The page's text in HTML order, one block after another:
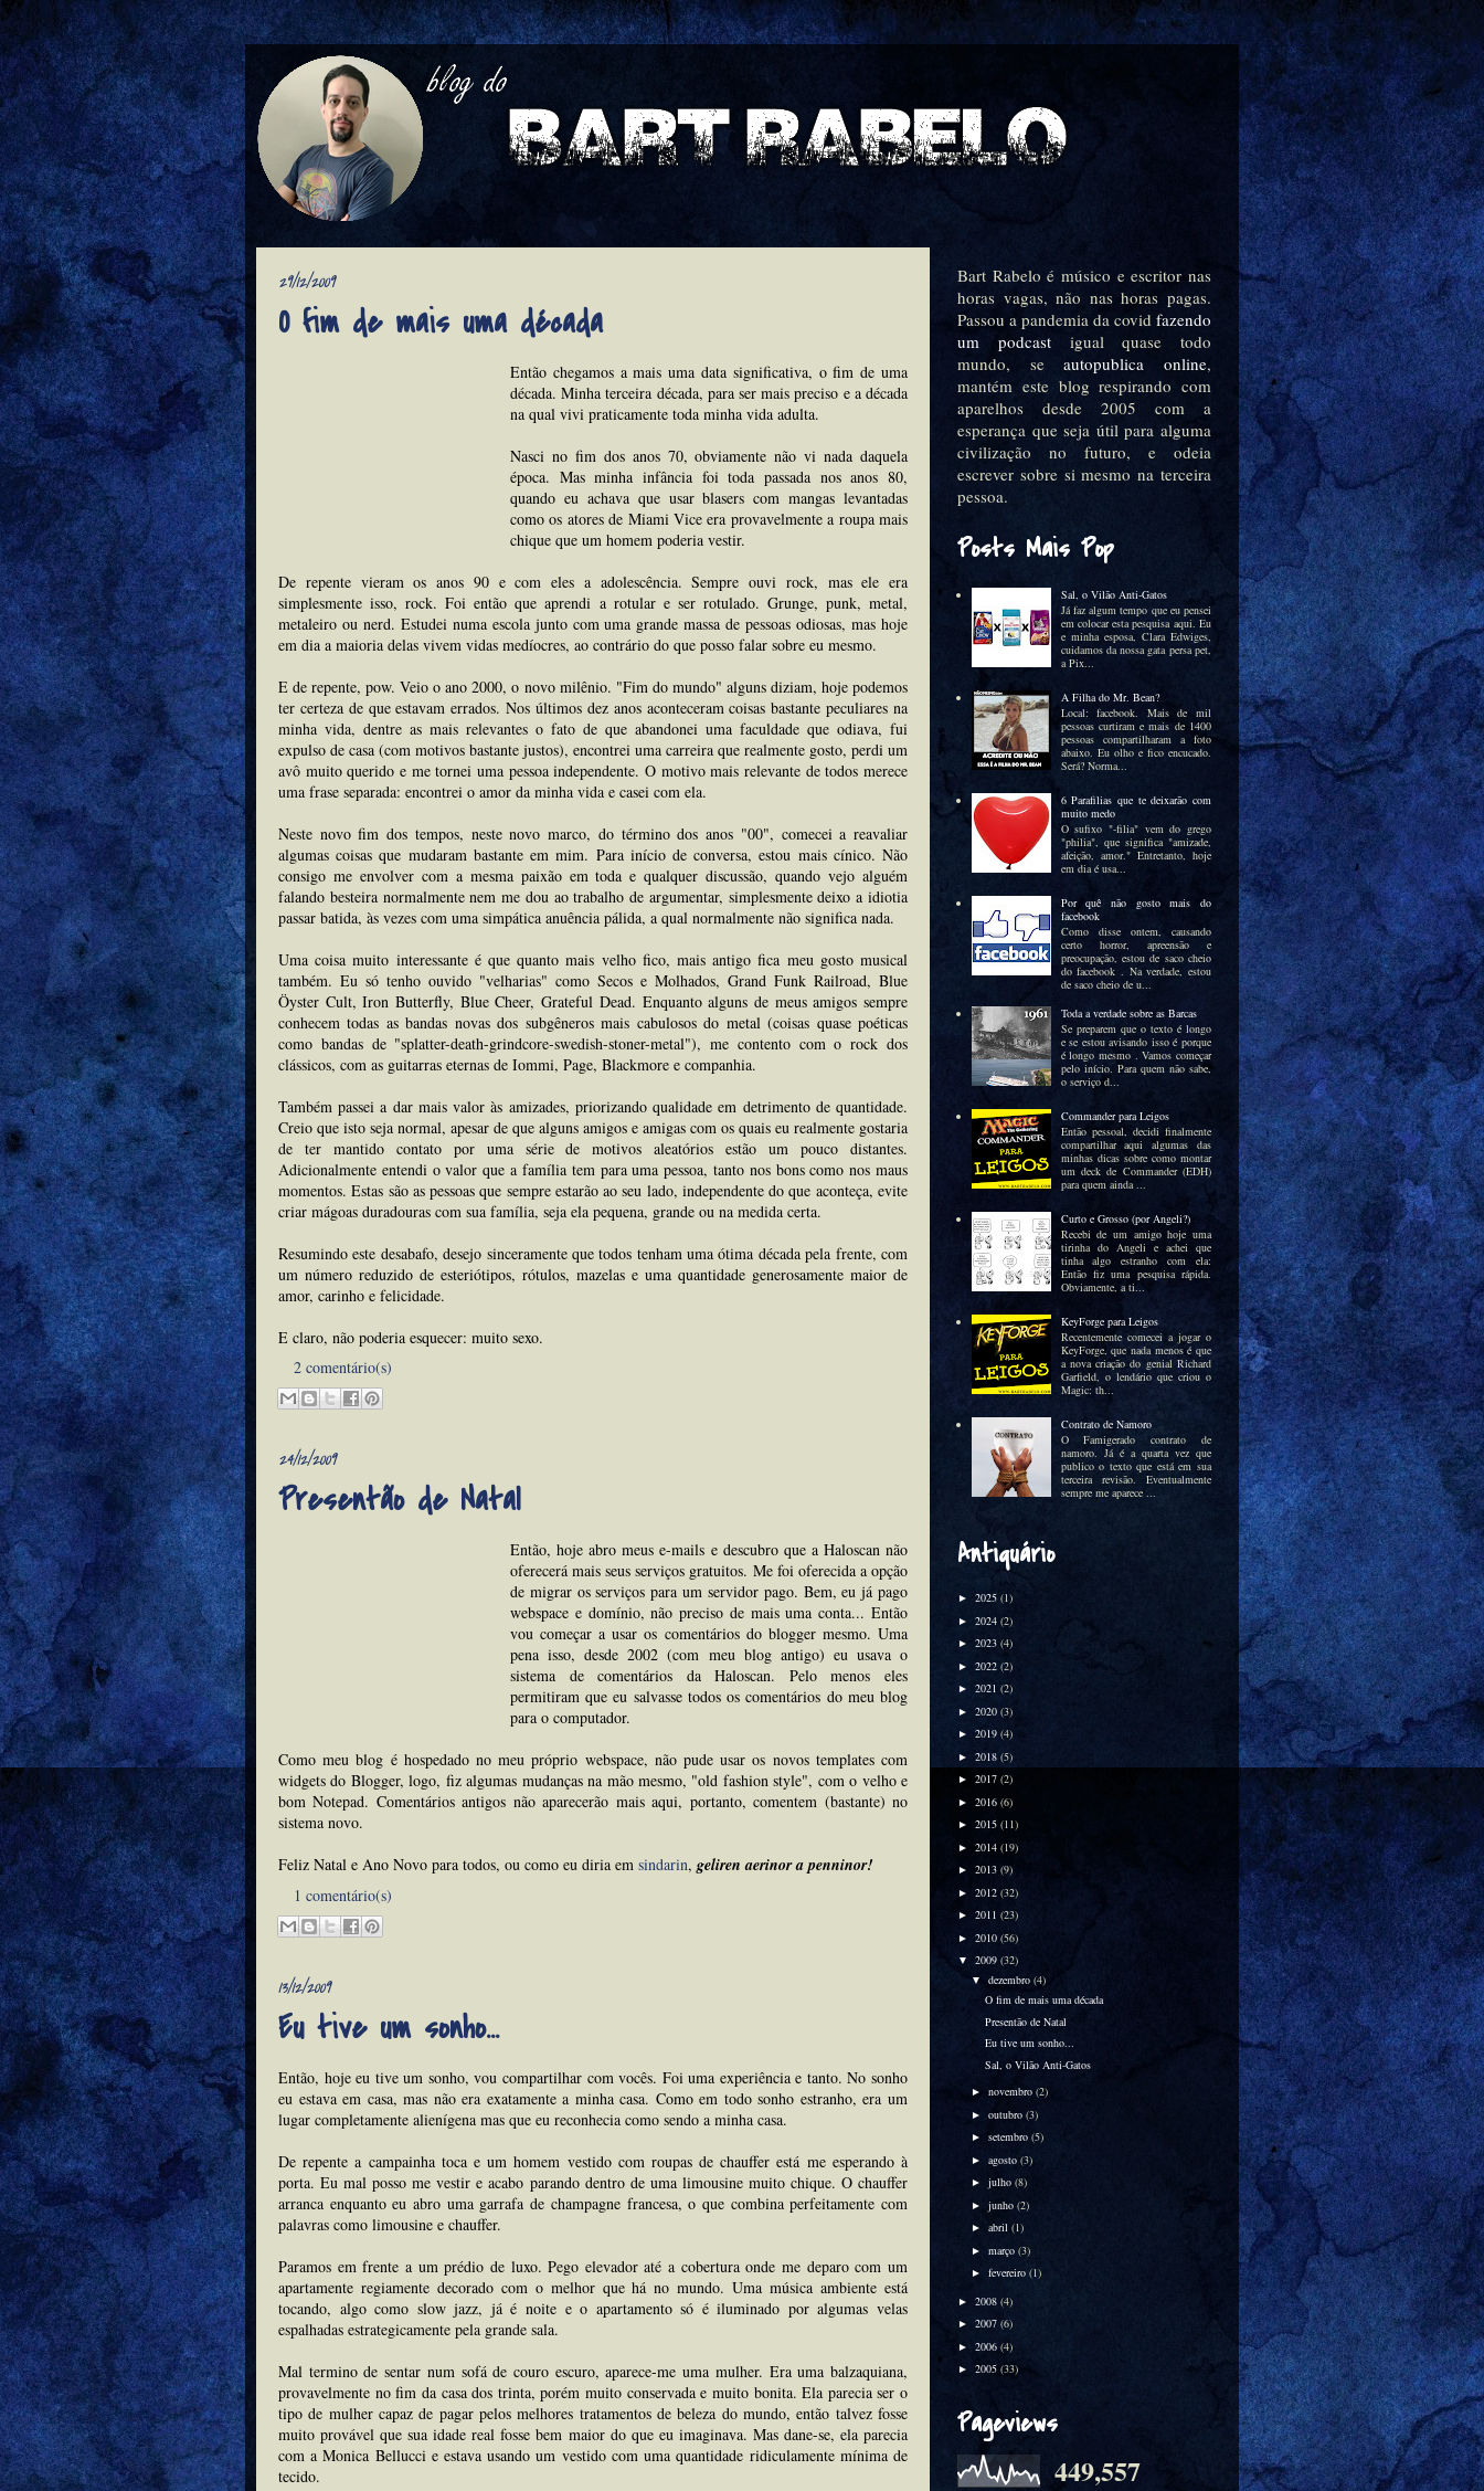
29/12/2009
O fim de mais uma década
Então chegamos a mais uma data significativa, o fim de uma
década. Minha terceira década, para ser mais preciso e a década
na qual vivi praticamente toda minha vida adulta.
Nasci no fim dos anos 70, obviamente não vi nada daquela
época. Mas minha infância foi toda passada nos anos 80,
quando eu achava que usar blasers com mangas levantadas
como os atores de Miami Vice era provavelmente a roupa mais
chique que um homem poderia vestir.
De repente vieram os anos 90 e com eles a adolescência. Sempre ouvi rock, mas ele era
simplesmente isso, rock. Foi então que aprendi a rotular e ser rotulado. Grunge, punk, metal,
metaleiro ou nerd. Estudei numa escola junto com uma grande massa de pessoas odiosas, mas hoje
em dia a maioria delas vivem vidas medíocres, ao contrário do que posso falar sobre eu mesmo.
E de repente, pow. Veio o ano 2000, o novo milênio. "Fim do mundo" alguns diziam, hoje podemos
ter certeza de que estavam errados. Nos últimos dez anos aconteceram coisas bastante peculiares na
minha vida, dentre as mais relevantes o fato de que abandonei uma faculdade que odiava, fui
expulso de casa (com motivos bastante justos), encontrei uma carreira que realmente gosto, perdi um
avô muito querido e me tornei uma pessoa independente. O motivo mais relevante de todos merece
uma frase separada: encontrei o amor da minha vida e casei com ela.
Neste novo fim dos tempos, neste novo marco, do término dos anos "00", comecei a reavaliar
algumas coisas que mudaram bastante em mim. Para início de conversa, estou mais cínico. Não
consigo me envolver com a mesma paixão em toda e qualquer discussão, quando vejo alguém
falando besteira normalmente nem me dou ao trabalho de argumentar, simplesmente deixo a idiotia
passar batida, às vezes com uma simpática anuência pálida, a qual normalmente não significa nada.
Uma coisa muito interessante é que quanto mais velho fico, mais antigo fica meu gosto musical
também. Eu só tenho ouvido "velharias" como Secos e Molhados, Grand Funk Railroad, Blue
Öyster Cult, Iron Butterfly, Blue Cheer, Grateful Dead. Enquanto alguns de meus amigos sempre
conhecem todas as bandas novas dos subgêneros mais cabulosos do metal (coisas quase poéticas
como bandas de "splatter-death-grindcore-swedish-stoner-metal"), me contento com o rock dos
clássicos, com as guitarras eternas de Iommi, Page, Blackmore e companhia.
Também passei a dar mais valor às amizades, priorizando qualidade em detrimento de quantidade.
Creio que isto seja normal, apesar de que alguns amigos e amigas com os quais eu realmente gostaria
de ter mantido contato por uma série de motivos aleatórios estão um pouco distantes.
Adicionalmente entendi o valor que a família tem para uma pessoa, tanto nos bons como nos maus
momentos. Estas são as pessoas que sempre estarão ao seu lado, independente do que aconteça, evite
criar mágoas duradouras com sua família, seja ela pequena, grande ou na medida certa.
Resumindo este desabafo, desejo sinceramente que todos tenham uma ótima década pela frente, com
um número reduzido de esteriótipos, rótulos, mazelas e uma quantidade generosamente maior de
amor, carinho e felicidade.
E claro, não poderia esquecer: muito sexo.
2 comentário(s)
24/12/2009
Presentão de Natal
Então, hoje abro meus e-mails e descubro que a Haloscan não
oferecerá mais seus serviços gratuitos. Me foi oferecida a opção
de migrar os serviços para um servidor pago. Bem, eu já pago
webspace e domínio, não preciso de mais uma conta... Então
vou começar a usar os comentários do blogger mesmo. Uma
pena isso, desde 2002 (com meu blog antigo) eu usava o
sistema de comentários da Haloscan. Pelo menos eles
permitiram que eu salvasse todos os comentários do meu blog
para o computador.
Como meu blog é hospedado no meu próprio webspace, não pude usar os novos templates com
widgets do Blogger, logo, fiz algumas mudanças na mão mesmo, "old fashion style", com o velho e
bom Notepad. Comentários antigos não aparecerão mais aqui, portanto, comentem (bastante) no
sistema novo.
Feliz Natal e Ano Novo para todos, ou como eu diria em sindarin, geliren aerinor a penninor!
1 comentário(s)
13/12/2009
Eu tive um sonho...
Então, hoje eu tive um sonho, vou compartilhar com vocês. Foi uma experiência e tanto. No sonho
eu estava em casa, mas não era exatamente a minha casa. Como em todo sonho estranho, era um
lugar completamente alienígena mas que eu reconhecia como sendo a minha casa.
De repente a campainha toca e um homem vestido com roupas de chauffer está me esperando à
porta. Eu mal posso me vestir e acabo parando dentro de uma limousine muito chique. O chauffer
arranca enquanto eu abro uma garrafa de champagne francesa, o que combina perfeitamente com
palavras como limousine e chauffer.
Paramos em frente a um prédio de luxo. Pego elevador até a cobertura onde me deparo com um
apartamente regiamente decorado com o melhor que há no mundo. Uma música ambiente está
tocando, algo como slow jazz, já é noite e o apartamento só é iluminado por algumas velas
espalhadas estrategicamente pela grande sala.
Mal termino de sentar num sofá de couro escuro, aparece-me uma mulher. Era uma balzaquiana,
provavelmente no fim da casa dos trinta, porém muito conservada e muito bonita. Ela parecia ser o
tipo de mulher capaz de pagar pelos melhores tratamentos de beleza do mundo, então talvez fosse
muito provável que sua idade real fosse bem maior do que eu imaginava. Mas dane-se, ela parecia
com a Monica Bellucci e estava usando um vestido com uma quantidade ridiculamente mínima de
tecido.
Bart Rabelo é músico e escritor nas
horas vagas, não nas horas pagas.
Passou a pandemia da covid fazendo
um podcastigual quase todo
mundo, seautopublica online,
mantém este blog respirando com
aparelhos desde 2005 com a
esperança que seja útil para alguma
civilização no futuro, e odeia
escrever sobre si mesmo na terceira
pessoa.
Posts Mais Pop
Sal, o Vilão Anti-Gatos
Já faz algum tempo que eu pensei
em colocar esta pesquisa aqui. Eu
e minha esposa, Clara Edwiges,
cuidamos da nossa gata persa pet,
a Pix...
A Filha do Mr. Bean?
Local: facebook. Mais de mil
pessoas curtiram e mais de 1400
pessoas compartilharam a foto
abaixo. Eu olho e fico encucado.
Será? Norma...
6 Parafilias que te deixarão com
muito medo
O sufixo "-filia" vem do grego
"philia", que significa "amizade,
afeição, amor." Entretanto, hoje
em dia é usa...
Por quê não gosto mais do
facebook
Como disse ontem, causando
certo horror, apreensão e
preocupação, estou de saco cheio
do facebook . Na verdade, estou
de saco cheio de u...
Toda a verdade sobre as Barcas
Se preparem que o texto é longo
e se estou avisando isso é porque
é longo mesmo . Vamos começar
pelo início. Para quem não sabe,
o serviço d...
Commander para Leigos
Então pessoal, decidi finalmente
compartilhar aqui algumas das
minhas dicas sobre como montar
um deck de Commander (EDH)
para quem ainda ...
Curto e Grosso (por Angeli?)
Recebi de um amigo hoje uma
tirinha do Angeli e achei que
tinha algo estranho com ela:
Então fiz uma pesquisa rápida.
Obviamente, a ti...
KeyForge para Leigos
Recentemente comecei a jogar o
KeyForge, que nada menos é que
a nova criação do genial Richard
Garfield, o lendário que criou o
Magic: th...
Contrato de Namoro
O Famigerado contrato de
namoro. Já é a quarta vez que
publico o texto que está em sua
terceira revisão. Eventualmente
sempre me aparece ...
Antiquário
► 2025 (1)
► 2024 (2)
► 2023 (4)
► 2022 (2)
► 2021 (2)
► 2020 (3)
► 2019 (4)
► 2018 (5)
► 2017 (2)
► 2016 (6)
► 2015 (11)
► 2014 (19)
► 2013 (9)
► 2012 (32)
► 2011 (23)
► 2010 (56)
▼ 2009 (32)
▼ dezembro (4)
O fim de mais uma década
Presentão de Natal
Eu tive um sonho...
Sal, o Vilão Anti-Gatos
► novembro (2)
► outubro (3)
► setembro (5)
► agosto (3)
► julho (8)
► junho (2)
► abril (1)
► março (3)
► fevereiro (1)
► 2008 (4)
► 2007 (6)
► 2006 (4)
► 2005 (33)
Pageviews
449,557